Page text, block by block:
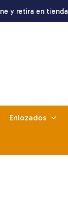
y retira en tienda
Enlozados